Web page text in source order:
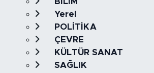
Yerel
POLİTİKA
ÇEVRE
KÜLTÜR SANAT
SAĞLIK